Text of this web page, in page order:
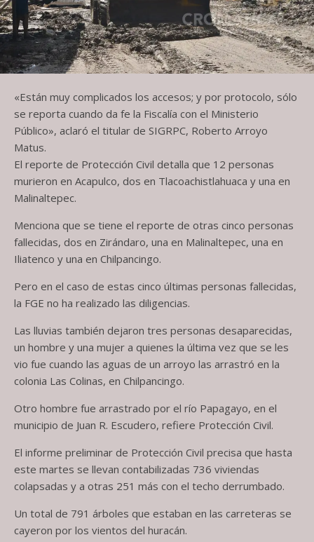
«Están muy complicados los accesos; y por protocolo, sólo
se reporta cuando da fe la Fiscalía con el Ministerio
Público», aclaró el titular de SIGRPC, Roberto Arroyo
Matus.
El reporte de Protección Civil detalla que 12 personas
murieron en Acapulco, dos en Tlacoachistlahuaca y una en
Malinaltepec.
Menciona que se tiene el reporte de otras cinco personas
fallecidas, dos en Zirándaro, una en Malinaltepec, una en
Iliatenco y una en Chilpancingo.
Pero en el caso de estas cinco últimas personas fallecidas,
la FGE no ha realizado las diligencias.
Las lluvias también dejaron tres personas desaparecidas,
un hombre y una mujer a quienes la última vez que se les
vio fue cuando las aguas de un arroyo las arrastró en la
colonia Las Colinas, en Chilpancingo.
Otro hombre fue arrastrado por el río Papagayo, en el
municipio de Juan R. Escudero, refiere Protección Civil.
El informe preliminar de Protección Civil precisa que hasta
este martes se llevan contabilizadas 736 viviendas
colapsadas y a otras 251 más con el techo derrumbado.
Un total de 791 árboles que estaban en las carreteras se
cayeron por los vientos del huracán.